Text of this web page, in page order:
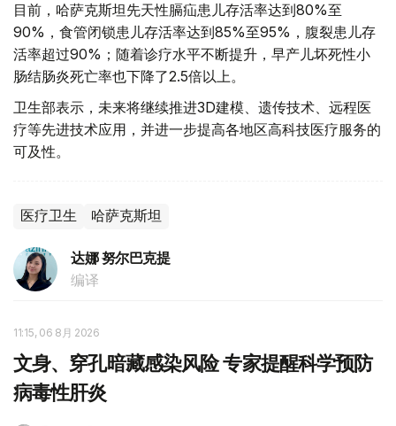
目前，哈萨克斯坦先天性膈疝患儿存活率达到80%至
90%，食管闭锁患儿存活率达到85%至95%，腹裂患儿存
活率超过90%；随着诊疗水平不断提升，早产儿坏死性小
肠结肠炎死亡率也下降了2.5倍以上。
卫生部表示，未来将继续推进3D建模、遗传技术、远程医
疗等先进技术应用，并进一步提高各地区高科技医疗服务的
可及性。
医疗卫生 哈萨克斯坦
达娜 努尔巴克提
编译
11:15, 06 8月 2026
文身、穿孔暗藏感染风险 专家提醒科学预防
病毒性肝炎